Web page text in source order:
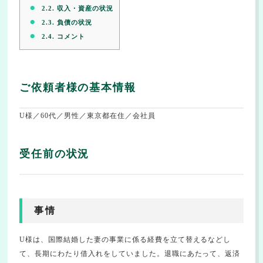
2.2. 収入・資産の状況
2.3. 負債の状況
2.4. コメント
ご依頼者様の基本情報
U様／60代／男性／東京都在住／会社員
受任前の状況
事情
U様は、国際結婚した妻の事業に係る経費を立て替えるなどし
て、長期にわたり借入れをしていました。退職にあたって、返済